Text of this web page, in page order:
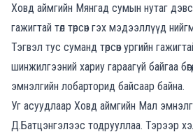
Ховд аймгийн Мянгад сумын нутаг
гажигтай төл төрсөн гэх мэдээллүүд
Тэгвэл тус суманд төрсөн ургийн
шинжилгээний хариу гараагүй байгаа
эмнэлгийн лобарторид байсаар байна.
Уг асуудлаар Ховд аймгийн Мал
Д.Батцэнгэлээс тодрууллаа. Тэрээр